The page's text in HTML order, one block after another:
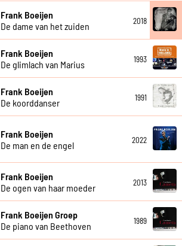
Frank Boeijen
De dame van het zuiden
2018
Frank Boeijen
De glimlach van Marius
1993
Frank Boeijen
De koorddanser
1991
Frank Boeijen
De man en de engel
2022
Frank Boeijen
De ogen van haar moeder
2013
Frank Boeijen Groep
De piano van Beethoven
1989